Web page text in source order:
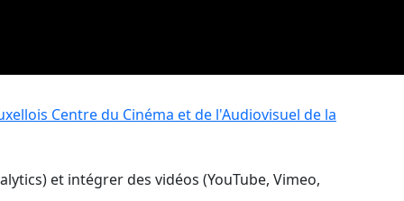
Centre du Cinéma et de l'Audiovisuel de la
et intégrer des vidéos (YouTube, Vimeo,